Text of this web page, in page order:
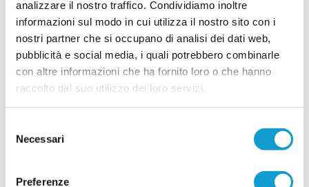
analizzare il nostro traffico. Condividiamo inoltre
informazioni sul modo in cui utilizza il nostro sito con i
nostri partner che si occupano di analisi dei dati web,
pubblicità e social media, i quali potrebbero combinarle
con altre informazioni che ha fornito loro o che hanno
raccolto dal suo utilizzo dei loro servizi.
delNecessari
Preferenze